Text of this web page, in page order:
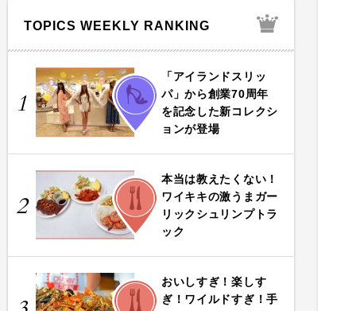
TOPICS WEEKLY RANKING
1
FASHION
「アイランドスリッ
パ」から創業70周年
を記念した新コレクシ
ョンが登場
2
FOOD
本当は教えたくない！
ワイキキの激うまガー
リックシュリンプトラ
ック
FOOD
おいしすぎ！楽しす
ぎ！ワイルドすぎ！手